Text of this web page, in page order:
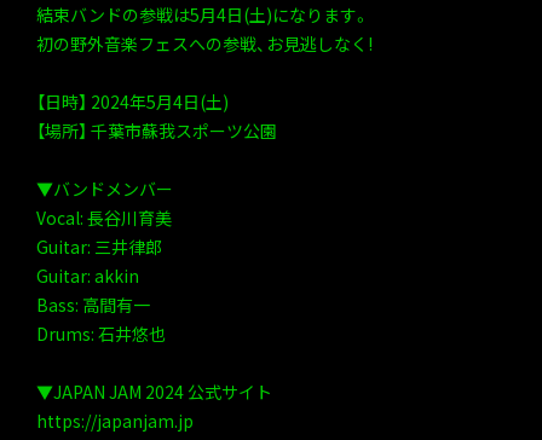
結束バンドの参戦は5月4日(土)になります。
初の野外音楽フェスへの参戦、お見逃しなく!
【日時】 2024年5月4日(土)
【場所】 千葉市蘇我スポーツ公園
▼バンドメンバー
Vocal: 長谷川育美
Guitar: 三井律郎
Guitar: akkin
Bass: 高間有一
Drums: 石井悠也
▼JAPAN JAM 2024 公式サイト
https://japanjam.jp